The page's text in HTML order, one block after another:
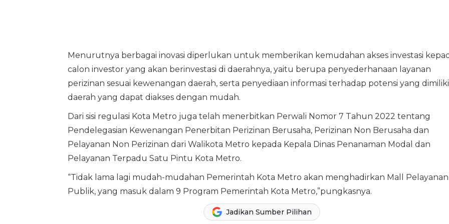
Menurutnya berbagai inovasi diperlukan untuk memberikan kemudahan akses investasi
calon investor yang akan berinvestasi di daerahnya, yaitu berupa penyederhanaan layanan
perizinan sesuai kewenangan daerah, serta penyediaan informasi terhadap potensi yang dimiliki
daerah yang dapat diakses dengan mudah.
Dari sisi regulasi Kota Metro juga telah menerbitkan Perwali Nomor 7 Tahun 2022 tentang
Pendelegasian Kewenangan Penerbitan Perizinan Berusaha, Perizinan Non Berusaha dan
Pelayanan Non Perizinan dari Walikota Metro kepada Kepala Dinas Penanaman Modal dan
Pelayanan Terpadu Satu Pintu Kota Metro.
“Tidak lama lagi mudah-mudahan Pemerintah Kota Metro akan menghadirkan Mall Pelayanan
Publik, yang masuk dalam 9 Program Pemerintah Kota Metro,”pungkasnya.
Jadikan Sumber Pilihan